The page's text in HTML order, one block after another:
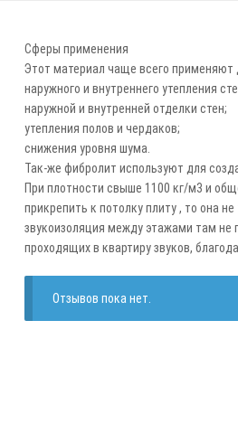
Сферы применения
Этот материал чаще
наружного и внутреннего утепления
наружной и внутренней отделки стен;
утепления полов и чердаков;
снижения уровня шума.
Так-же фибролит используют для
При плотности свыше 1100 кг/м3 и
прикрепить к потолку плиту , то она
звукоизоляция между этажами там не
проходящих в квартиру звуков,
Отзывов пока нет.